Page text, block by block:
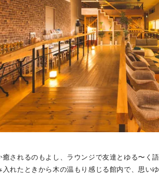
癒されるのもよし、ラウンジで友達とゆる〜く
れたときから木の温もり感じる館内で、思い